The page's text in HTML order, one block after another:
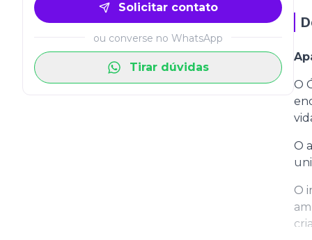
Solicitar contato
ou converse no WhatsApp
Tirar dúvidas
O
O
O